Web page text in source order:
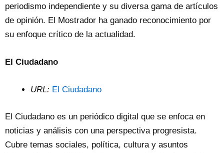
periodismo independiente y su diversa gama de artículos
de opinión. El Mostrador ha ganado reconocimiento por
su enfoque crítico de la actualidad.
El Ciudadano
URL: El Ciudadano
El Ciudadano es un periódico digital que se enfoca en
noticias y análisis con una perspectiva progresista.
Cubre temas sociales, política, cultura y asuntos